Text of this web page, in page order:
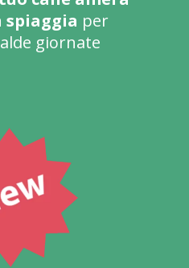
spiaggia per
giornate